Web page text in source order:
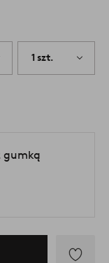
1 szt.
gumką